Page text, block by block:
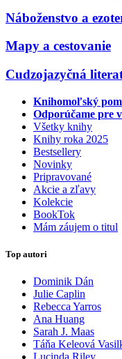
Náboženstvo a
Mapy a cestovanie
Cudzojazyčná
Knihomoľský
Odporúčame pre
Všetky knihy
Knihy roka 2025
Bestsellery
Novinky
Pripravované
Akcie a zľavy
Kolekcie
BookTok
Mám záujem o titul
Top autori
Dominik Dán
Julie Caplin
Rebecca Yarros
Ana Huang
Sarah J. Maas
Táňa Keleová